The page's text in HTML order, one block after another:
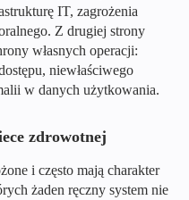
IT, zagrożenia
Z drugiej strony
własnych operacji:
niewłaściwego
w danych użytkowania.
zdrowotnej
i często mają charakter
żaden ręczny system nie